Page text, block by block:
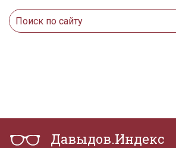
Давыдов.Индекс